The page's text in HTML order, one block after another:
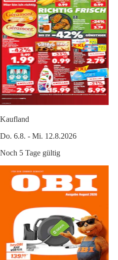
Kaufland
Do. 6.8. - Mi. 12.8.2026
Noch 5 Tage gültig